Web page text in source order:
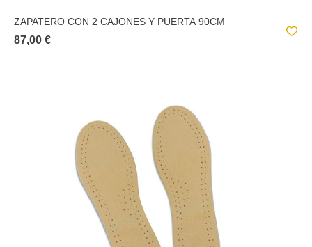
ZAPATERO CON 2 CAJONES Y PUERTA 90CM
87,00 €